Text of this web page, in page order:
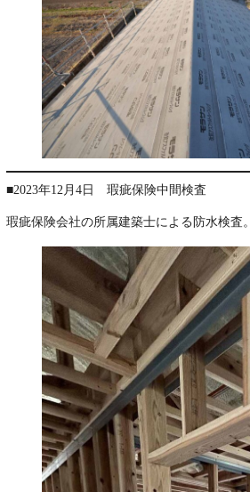
■2023年12月4日 瑕疵保険中間検査
瑕疵保険会社の所属建築士による防水検査。